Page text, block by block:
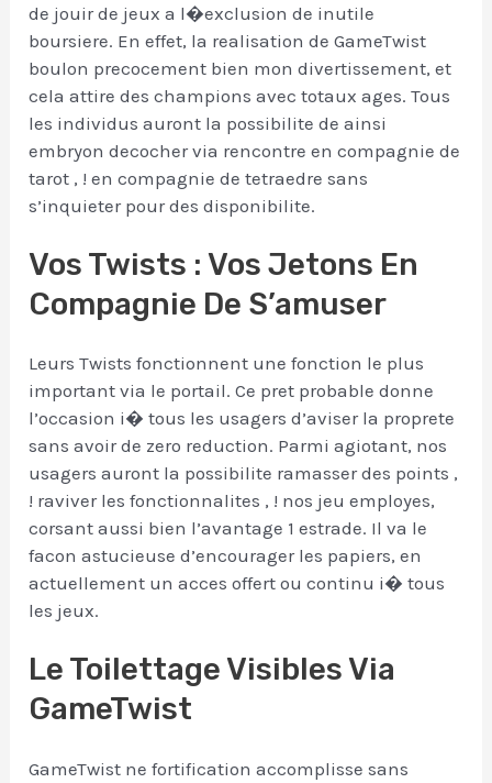
de jouir de jeux a l�exclusion de inutile
boursiere. En effet, la realisation de GameTwist
boulon precocement bien mon divertissement, et
cela attire des champions avec totaux ages. Tous
les individus auront la possibilite de ainsi
embryon decocher via rencontre en compagnie de
tarot , ! en compagnie de tetraedre sans
s’inquieter pour des disponibilite.
Vos Twists : Vos Jetons En
Compagnie De S’amuser
Leurs Twists fonctionnent une fonction le plus
important via le portail. Ce pret probable donne
l’occasion i� tous les usagers d’aviser la proprete
sans avoir de zero reduction. Parmi agiotant, nos
usagers auront la possibilite ramasser des points ,
! raviver les fonctionnalites , ! nos jeu employes,
corsant aussi bien l’avantage 1 estrade. Il va le
facon astucieuse d’encourager les papiers, en
actuellement un acces offert ou continu i� tous
les jeux.
Le Toilettage Visibles Via
GameTwist
GameTwist ne fortification accomplisse sans